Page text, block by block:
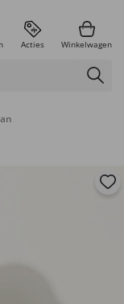
Acties Winkelwagen